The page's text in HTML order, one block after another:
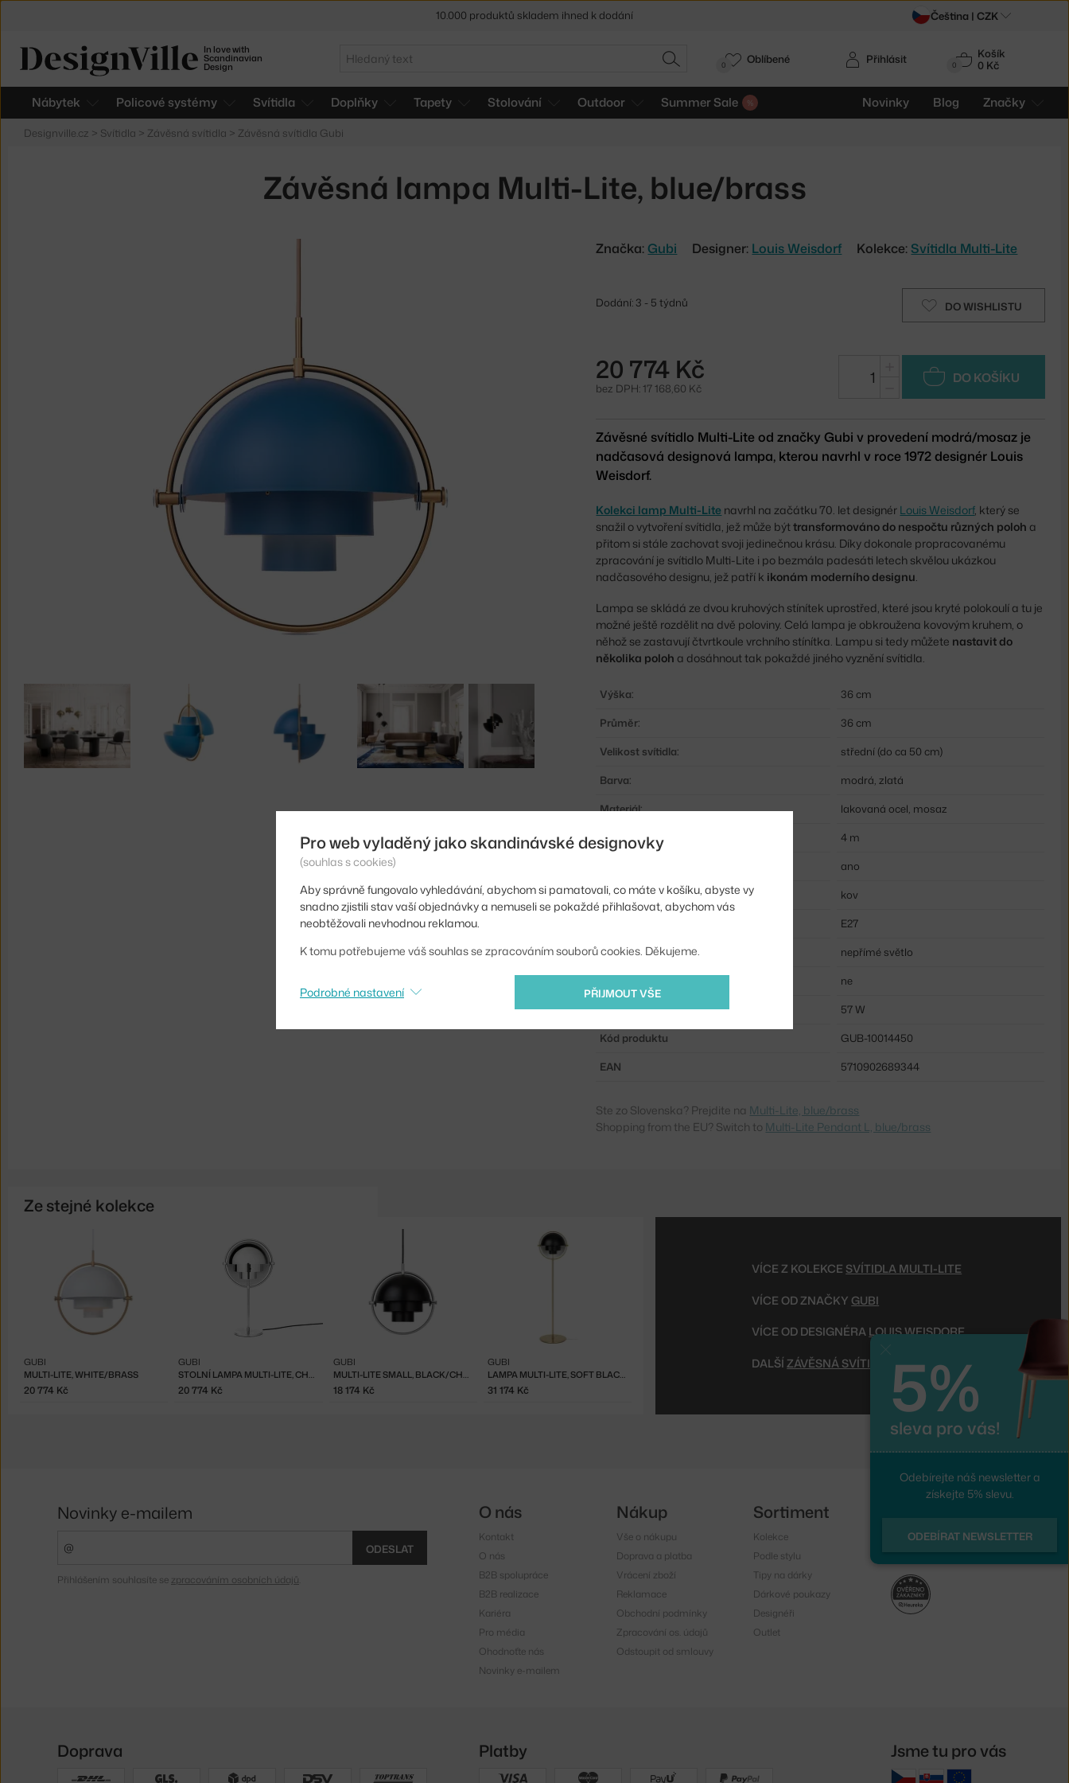
In love with
Scandinavian
Design
Hledat
HLEDAT 0
Košík
0 Kč
Nábytek Policové systémy Svítidla Doplňky Tapety Stolování Outdoor Summer Sale Novinky Blog Značky
Přihlásit
0 Oblíbené
Designville.cz > Svítidla > Závěsná svítidla > Závěsná svítidla Gubi
Závěsná lampa Multi-Lite, blue/brass
Značka:Gubi Designer: Louis Weisdorf Kolekce: Svítidla Multi-Lite
DO WISHLISTU
Dodání: 3 - 5 týdnů
20 774 Kč
bez DPH: 17 168,60 Kč
DO KOŠÍKU
Závěsné svítidlo Multi-Lite od značky Gubi v provedení modrá/mosaz je
nadčasová designová lampa, kterou navrhl v roce 1972 designér Louis
Weisdorf.
Kolekci lamp Multi-Lite navrhl na začátku 70. let designér Louis Weisdorf, který se
snažil o vytvoření svítidla, jež může býttransformováno do nespočtu různých poloh a
přitom si stále zachovat svoji jedinečnou krásu. Díky dokonale propracovanému
zpracování je svítidlo Multi-Lite i po bezmála padesáti letech skvělou ukázkou
nadčasového designu, jež patří k ikonám moderního designu
Lampa se skládá ze dvou kruhových stínítek uprostřed, které jsou kryté polokoulí a tu je
možné ještě rozdělit na dvě poloviny. Celá lampa je obkroužena kovovým kruhem, o
něhož se zastavují čtvrtkoule vrchního stínítka. Lampu si tedy můžete nastavit do
několika poloh a dosáhnout tak pokaždé jiného vyznění svítidla.
Výška:
36 cm
Průměr:
36 cm
Velikost svítidla:
střední (do ca 50 cm)
Barva:
modrá, zlatá
Materiál:
lakovaná ocel, mosaz
Délka kabelu:
4 m
ano
Hlavní materiál:
kov
E27
Distribuce světla:
nepřímé světlo
ne
Max Watt (LED):
57 W
Kód produktu
GUB-10014450
EAN
5710902689344
Ste zo Slovenska? Prejdite na Multi-Lite, blue/brass
Shopping from the EU? Switch to Multi-Lite Pendant L, blue/brass
Ze stejné kolekce
MULTI-LITE, WHITE/BRASS
GUBI
20 774 Kč
STOLNÍ LAMPA MULTI-LITE, CHROME
GUBI
20 774 Kč
MULTI-LITE SMALL, BLACK/CHROME
GUBI
18 174 Kč
LAMPA MULTI-LITE, SOFT BLACK/BRASS
GUBI
31 174 Kč
VÍCE Z KOLEKCE SVÍTIDLA MULTI-LITE
VÍCE OD ZNAČKY GUBI
VÍCE OD DESIGNÉRA LOUIS WEISDORF
DALŠÍZÁVĚSNÁ SVÍTIDLA
10.000 produktů skladem ihned k dodání Čeština | CZK
Pro web vyladěný jako skandinávské designovky
(souhlas s cookies)
Aby správně fungovalo vyhledávání, abychom si pamatovali, co máte v košíku, abyste vy
snadno zjistili stav vaší objednávky a nemuseli se pokaždé přihlašovat, abychom vás
neobtěžovali nevhodnou reklamou.
K tomu potřebujeme váš souhlas se zpracováním souborů cookies. Děkujeme.
PŘIJMOUT VŠE
Podrobné nastavení
5%
sleva pro vás!
Odebírejte náš newsletter a
získejte 5% slevu.
ODEBÍRAT NEWSLETTER
Novinky e-mailem
ODESLAT
Přihlášením souhlasíte se zpracováním osobních údajů
O nás
Kontakt
O nás
B2B spolupráce
B2B realizace
Kariéra
Pro média
Ohodnoťte nás
Novinky e-mailem
Nákup
Vše o nákupu
Doprava a platba
Vrácení zboží
Reklamace
Obchodní podmínky
Zpracování os. údajů
Odstoupit od smlouvy
Sortiment
Kolekce
Podle stylu
Tipy na dárky
Dárkové poukazy
Designéři
Outlet
Instagram
Doprava Platby Jsme tu pro vás